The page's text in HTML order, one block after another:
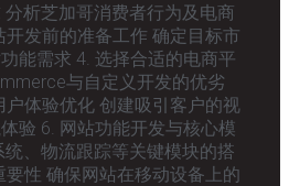
析芝加哥消费者行为及电商
开发前的准备工作 确定目标市
能需求 4. 选择合适的电商平
与自定义开发的优劣
户体验优化 创建吸引客户的视
验 6. 网站功能开发与核心模
、物流跟踪等关键模块的搭
要性 确保网站在移动设备上的